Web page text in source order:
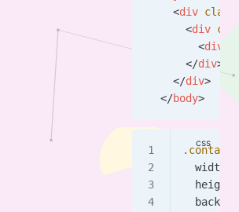
    <
div class
      <
div
        <
div
      </
div>
    </
div>
  </
body>
  width: